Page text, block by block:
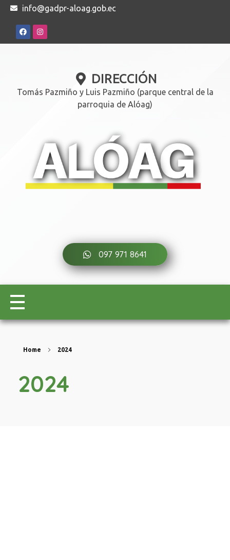
info@gadpr-aloag.gob.ec
DIRECCIÓN
Tomás Pazmiño y Luis Pazmiño (parque central de la
parroquia de Alóag)
097 971 8641
Home 2024
2024